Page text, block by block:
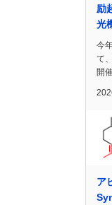
励
光
今
て
開
ア